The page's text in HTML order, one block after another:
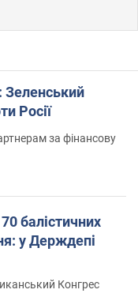
Зеленський
Росії
за фінансову
балістичних
у Держдепі
Конгрес